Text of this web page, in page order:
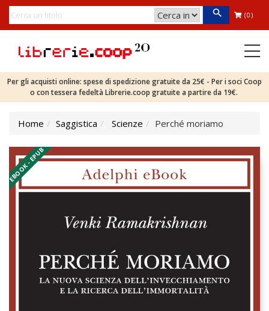
(0)
Per gli acquisti online: spese di spedizione gratuite da 25€ - Per i soci Coop
o con tessera fedeltà Librerie.coop gratuite a partire da 19€.
Home Saggistica Scienze Perché moriamo
EBOOK - EPUB